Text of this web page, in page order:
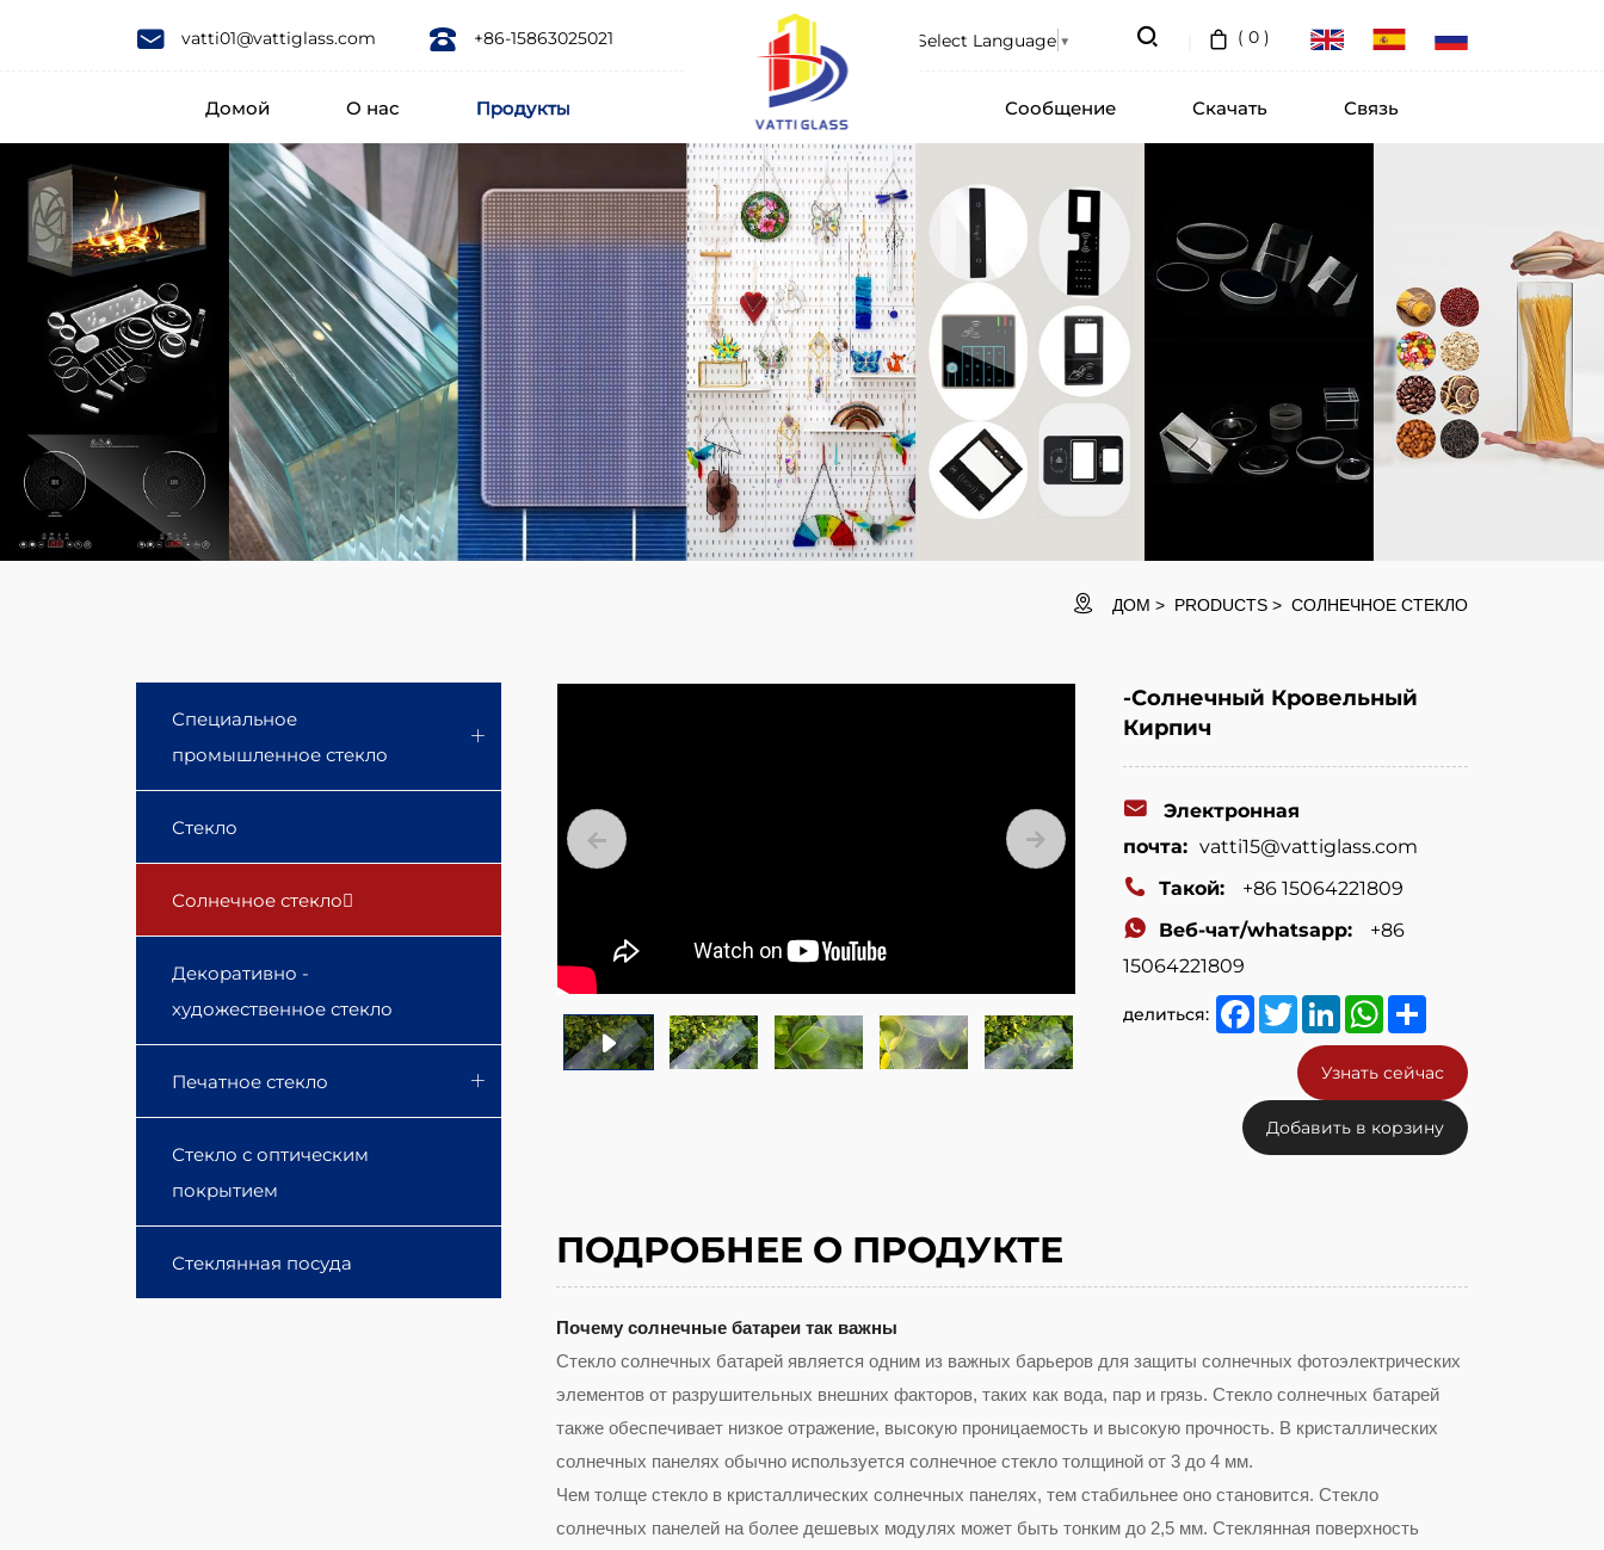
vatti01@vattiglass.com +86-15863025021 Select Language ▼ ( 0 )
Домой О нас Продукты Сообщение Скачать Связь
China
Tempered
Curved
Prismatic
Glass
for
Solar
Roof
Tile
ДОМ PRODUCTS СОЛНЕЧНОЕ СТЕКЛО
Специальное
промышленное стекло
Стекло
Солнечное стекло
Декоративно -
художественное стекло
Печатное стекло
Стекло с оптическим
покрытием
Стеклянная посуда
-Солнечный Кровельный
Кирпич
Электронная
почта: vatti15@vattiglass.com
Такой:
+86 15064221809
Веб-чат/whatsapp:
+86
15064221809
делиться: Facebook
TwitterLinkedInWhatsApp
Share
Узнать сейчас
Добавить в корзину
ПОДРОБНЕЕ О ПРОДУКТЕ
Почему солнечные батареи так важны
Стекло солнечных батарей является одним из важных барьеров для защиты солнечных фотоэлектрических
элементов от разрушительных внешних факторов, таких как вода, пар и грязь. Стекло солнечных батарей
также обеспечивает низкое отражение, высокую проницаемость и высокую прочность. В кристаллических
солнечных панелях обычно используется солнечное стекло толщиной от 3 до 4 мм.
Чем толще стекло в кристаллических солнечных панелях, тем стабильнее оно становится. Стекло
солнечных панелей на более дешевых модулях может быть тонким до 2,5 мм. Стеклянная поверхность